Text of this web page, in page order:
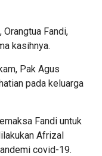
Fandi,
kasihnya.
Pak Agus
pada keluarga
Fandi untuk
Afrizal
covid-19.